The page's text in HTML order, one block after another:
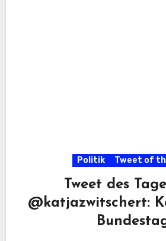
Politik Tweet of
Tweet des
@katjazwitschert: